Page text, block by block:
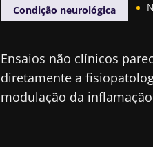
Condição neurológica
Ensaios não clínicos
diretamente a
modulação da